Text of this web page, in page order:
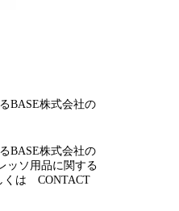
BASE株式会社の
BASE株式会社の
ッソ用品に関する
くは CONTACT